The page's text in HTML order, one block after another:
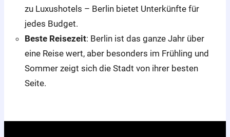
zu Luxushotels – Berlin bietet Unterkünfte für
jedes Budget.
Beste Reisezeit: Berlin ist das ganze Jahr über
eine Reise wert, aber besonders im Frühling und
Sommer zeigt sich die Stadt von ihrer besten
Seite.